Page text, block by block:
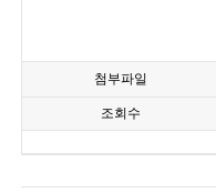
첨부파일
조회수